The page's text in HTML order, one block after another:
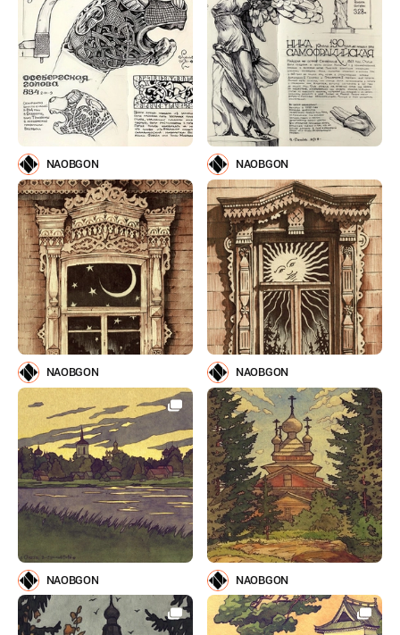
NAOBGON NAOBGON
NAOBGON NAOBGON
NAOBGON NAOBGON